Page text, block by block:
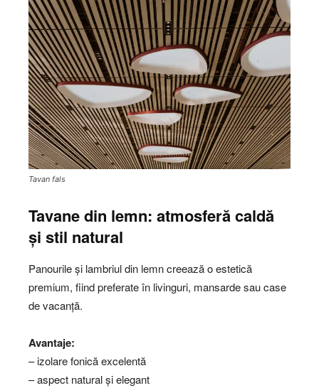
Tavan fals
Tavane din lemn: atmosferă caldă
și stil natural
Panourile și lambriul din lemn creează o estetică
premium, fiind preferate în livinguri, mansarde sau case
de vacanță.
Avantaje:
– izolare fonică excelentă
– aspect natural și elegant